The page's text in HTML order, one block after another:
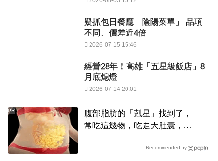
疑抓包日餐廳「陰陽菜單」 品項
不同、價差近4倍
2026-07-15 15:46
經營28年！高雄「五星級飯店」8
月底熄燈
2026-07-14 20:01
腹部脂肪的「剋星」找到了，
常吃這幾物，吃走大肚囊，瘦
PR
Recommended by